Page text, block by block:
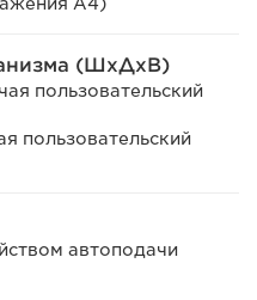
(ШxДxВ)
пользовательский
пользовательский
автоподачи